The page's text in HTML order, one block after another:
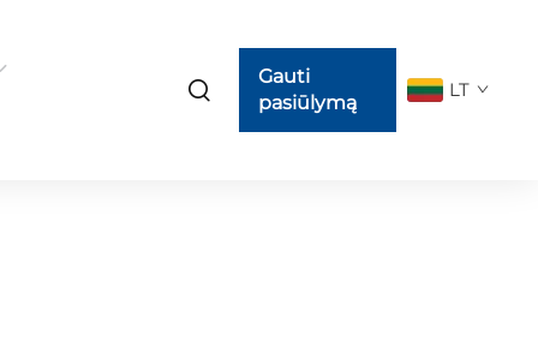
Gauti
pasiūlymą
LT